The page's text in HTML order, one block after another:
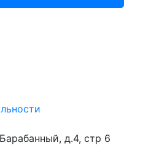
д.4, стр 6